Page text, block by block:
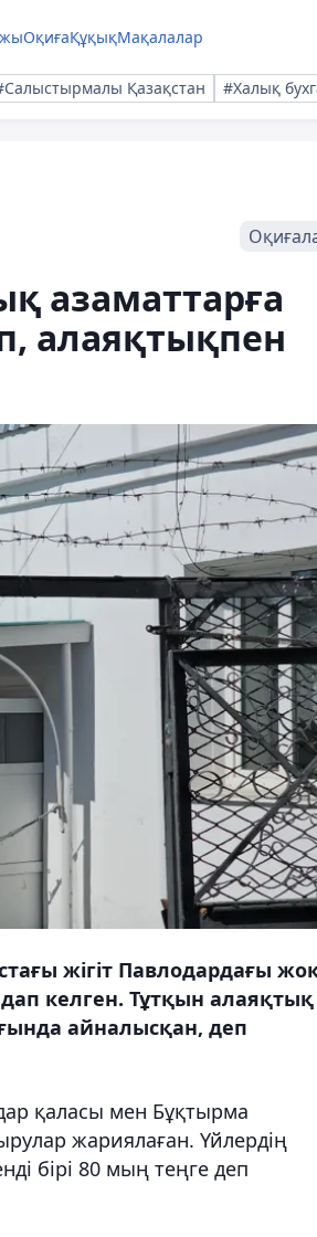
ОқиғаҚұқықМақалалар
Қазақстан #Халық
азаматтарға
алаяқтықпен
жігіт Павлодардағы
келген. Тұтқын алаяқтық
айналысқан, деп
қаласы мен Бұқтырма
жариялаған. Үйлердің
бірі 80 мың теңге деп